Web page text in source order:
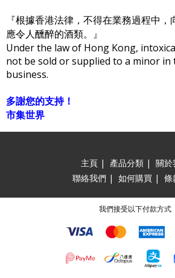
『根據香港法律，不得在業務過程中
應令人醺醉的酒類。』
Under the law of Hong Kong,
not be sold or supplied to a minor in
business.
多謝您的支持！
市集世界
主頁 | 產品分類 | 關於
聯絡我們 | 如何購買 | 條
我們接受以下付款方式